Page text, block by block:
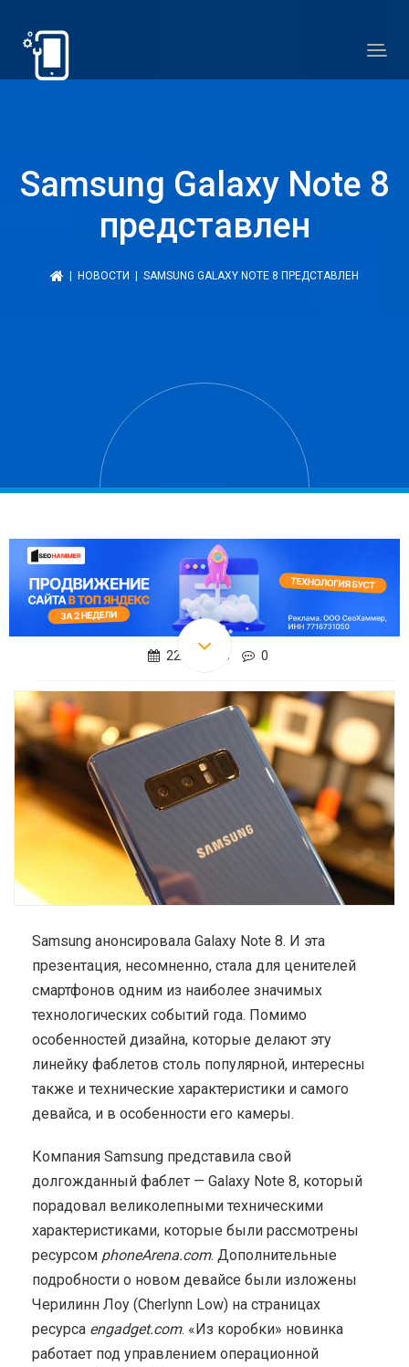
Samsung Galaxy Note 8
представлен
НОВОСТИ | SAMSUNG GALAXY NOTE 8 ПРЕДСТАВЛЕН
22.01.2018 0
Samsung анонсировала Galaxy Note 8. И эта
презентация, несомненно, стала для ценителей
смартфонов одним из наиболее значимых
технологических событий года. Помимо
особенностей дизайна, которые делают эту
линейку фаблетов столь популярной, интересны
также и технические характеристики и самого
девайса, и в особенности его камеры.
Компания Samsung представила свой
долгожданный фаблет — Galaxy Note 8, который
порадовал великолепными техническими
характеристиками, которые были рассмотрены
ресурсом phoneArena.com. Дополнительные
подробности о новом девайсе были изложены
Черилинн Лоу (Cherlynn Low) на страницах
ресурса engadget.com. «Из коробки» новинка
работает под управлением операционной